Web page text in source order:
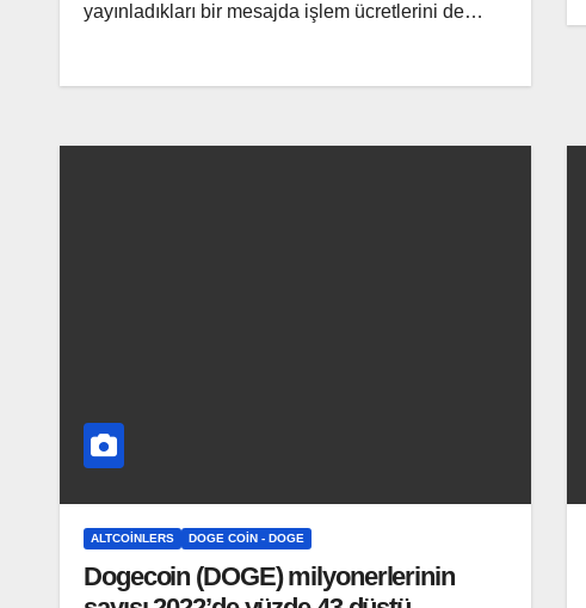
yayınladıkları bir mesajda işlem ücretlerini de…
ALTCOINLERS DOGE COIN - DOGE
Dogecoin (DOGE) milyonerlerinin